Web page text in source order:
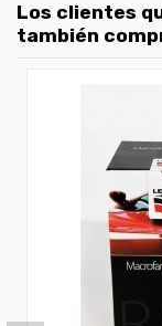
Los clientes
también